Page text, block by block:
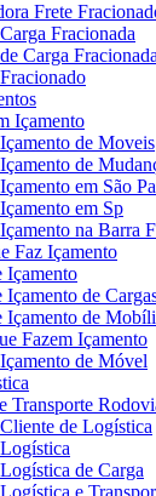
Frete
Fracionada
Carga
Içamento
de Moveis
de
em São
em Sp
na Barra
Faz Içamento
Içamento
Içamento de
Içamento de
Fazem Içamento
de Móvel
Transporte
de Logística
de Carga
e